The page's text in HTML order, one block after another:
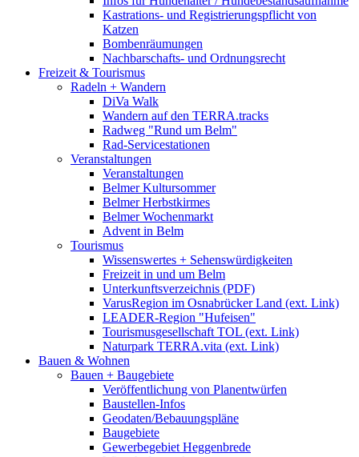
Kastrations- und Registrierungspflicht von
Katzen
Bombenräumungen
Nachbarschafts- und Ordnungsrecht
Freizeit & Tourismus
Radeln + Wandern
DiVa Walk
Wandern auf den TERRA.tracks
Radweg "Rund um Belm"
Rad-Servicestationen
Veranstaltungen
Veranstaltungen
Belmer Kultursommer
Belmer Herbstkirmes
Belmer Wochenmarkt
Advent in Belm
Tourismus
Wissenswertes + Sehenswürdigkeiten
Freizeit in und um Belm
Unterkunftsverzeichnis (PDF)
VarusRegion im Osnabrücker Land (ext. Link)
LEADER-Region "Hufeisen"
Tourismusgesellschaft TOL (ext. Link)
Naturpark TERRA.vita (ext. Link)
Bauen & Wohnen
Bauen + Baugebiete
Veröffentlichung von Planentwürfen
Baustellen-Infos
Geodaten/Bebauungspläne
Baugebiete
Gewerbegebiet Heggenbrede